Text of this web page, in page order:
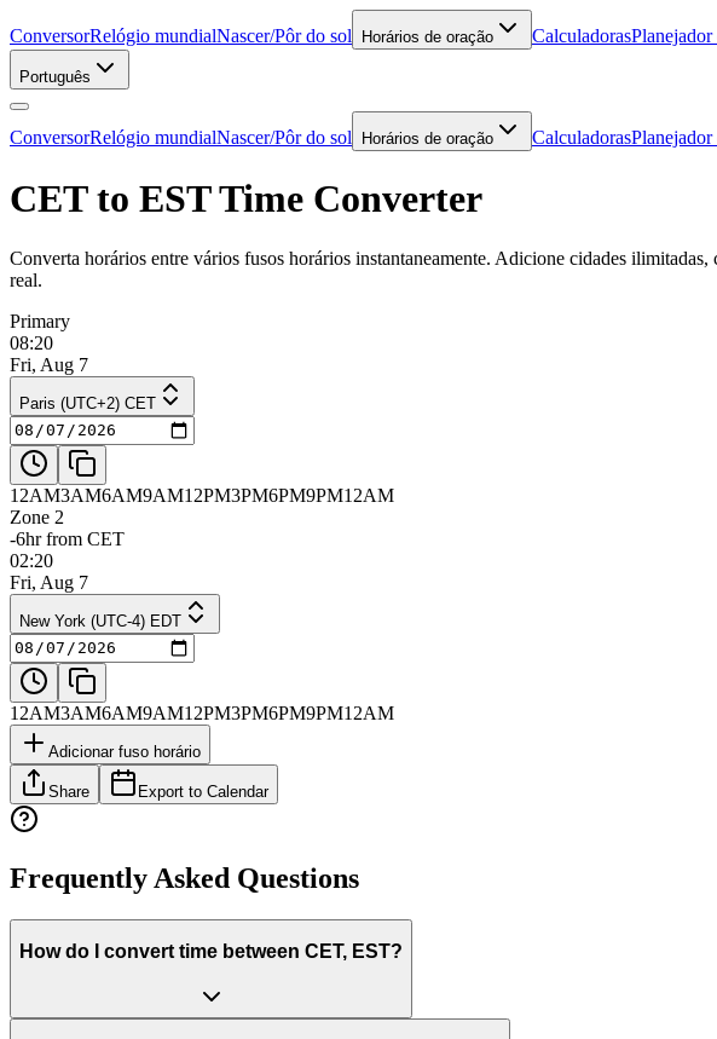
ConversorRelógio mundialNascer/Pôr do sol Horários de oração CalculadorasPlanejador
Português
ConversorRelógio mundialNascer/Pôr do sol Horários de oração CalculadorasPlanejador
CET to EST Time Converter
Converta horários entre vários fusos horários instantaneamente. Adicione cidades
real.
Primary
08:20
Fri, Aug 7
Paris (UTC+2) CET
12AM3AM6AM9AM12PM3PM6PM9PM12AM
Zone 2
-6hr from CET
02:20
Fri, Aug 7
New York (UTC-4) EDT
12AM3AM6AM9AM12PM3PM6PM9PM12AM
Adicionar fuso horário
Share Export to Calendar
Frequently Asked Questions
How do I convert time between CET, EST?